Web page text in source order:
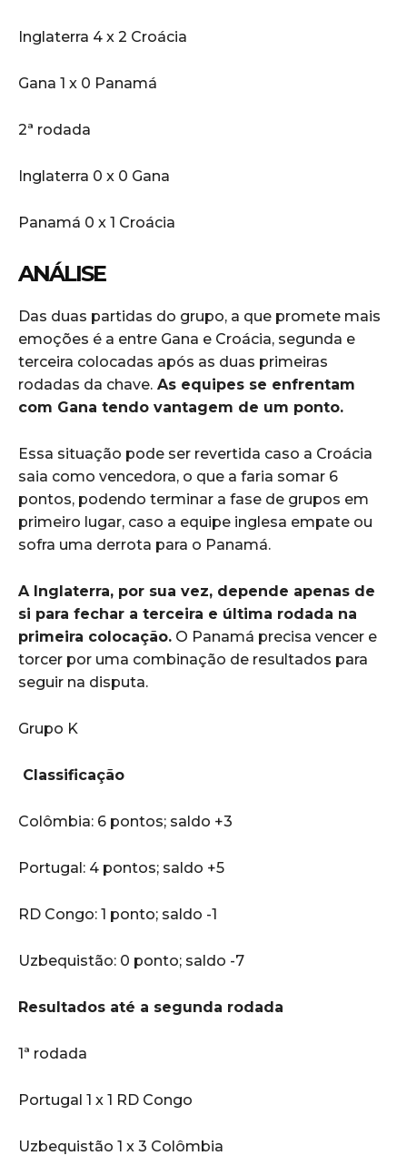
Inglaterra 4 x 2 Croácia
Gana 1 x 0 Panamá
2ª rodada
Inglaterra 0 x 0 Gana
Panamá 0 x 1 Croácia
ANÁLISE
Das duas partidas do grupo, a que promete mais
emoções é a entre Gana e Croácia, segunda e
terceira colocadas após as duas primeiras
rodadas da chave. As equipes se enfrentam
com Gana tendo vantagem de um ponto.
Essa situação pode ser revertida caso a Croácia
saia como vencedora, o que a faria somar 6
pontos, podendo terminar a fase de grupos em
primeiro lugar, caso a equipe inglesa empate ou
sofra uma derrota para o Panamá.
A Inglaterra, por sua vez, depende apenas de
si para fechar a terceira e última rodada na
primeira colocação. O Panamá precisa vencer e
torcer por uma combinação de resultados para
seguir na disputa.
Grupo K
Classificação
Colômbia: 6 pontos; saldo +3
Portugal: 4 pontos; saldo +5
RD Congo: 1 ponto; saldo -1
Uzbequistão: 0 ponto; saldo -7
Resultados até a segunda rodada
1ª rodada
Portugal 1 x 1 RD Congo
Uzbequistão 1 x 3 Colômbia